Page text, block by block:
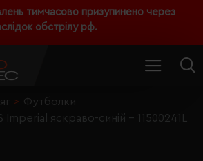
тимчасово призупинено через
обстрілу рф.
Футболки
Imperial яскраво-синій - 11500241L